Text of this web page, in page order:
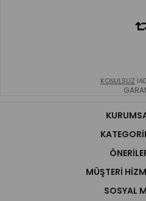
KOŞULSUZ
MÜŞTERİ
SOSYAL